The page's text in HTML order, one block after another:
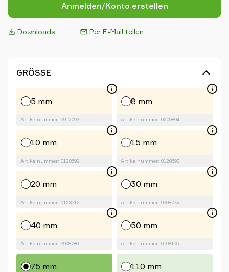
Anmelden/Konto erstellen
Downloads Per E-Mail teilen
GRÖSSE
5 mm
Artikelnummer: 9912093
8 mm
Artikelnummer: 0200894
10 mm
Artikelnummer: 0128692
15 mm
Artikelnummer: 0128693
20 mm
Artikelnummer: 0128712
30 mm
Artikelnummer: 9908773
40 mm
Artikelnummer: 9908780
50 mm
Artikelnummer: 0108165
75 mm 110 mm